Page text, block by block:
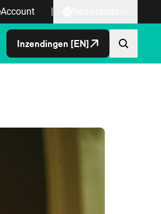
Account |
Inzendingen [EN]